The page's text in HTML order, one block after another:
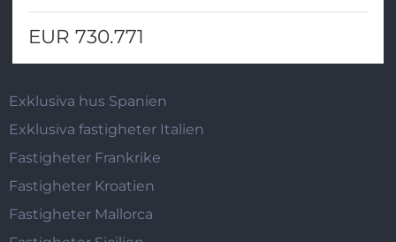
EUR 730.771
Exklusiva hus Spanien
Exklusiva fastigheter Italien
Fastigheter Frankrike
Fastigheter Kroatien
Fastigheter Mallorca